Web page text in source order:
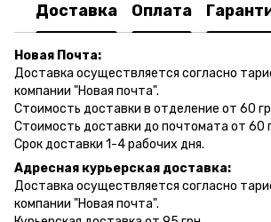
Доставка Оплата
Новая Почта:
Доставка осуществляется согласно
компании "Новая почта".
Стоимость доставки в отделение от 60
Стоимость доставки до почтомата от 60
Срок доставки 1-4 рабочих дня.
Адресная курьерская доставка:
Доставка осуществляется согласно
компании "Новая почта".